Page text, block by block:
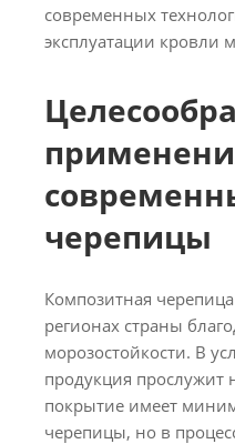
современных
эксплуатации кровли
черепицы
Композитная
регионах страны
морозостойкости. В
продукция прослужит
покрытие имеет
черепицы, но в